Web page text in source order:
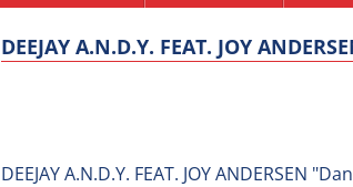
DEEJAY A.N.D.Y. FEAT. JOY
DEEJAY A.N.D.Y. FEAT. JOY ANDERSEN